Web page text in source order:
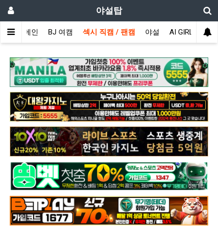
야설탑
메인 BJ 여캠 섹시 직캠 / 팬캠 야설 AI GIRL